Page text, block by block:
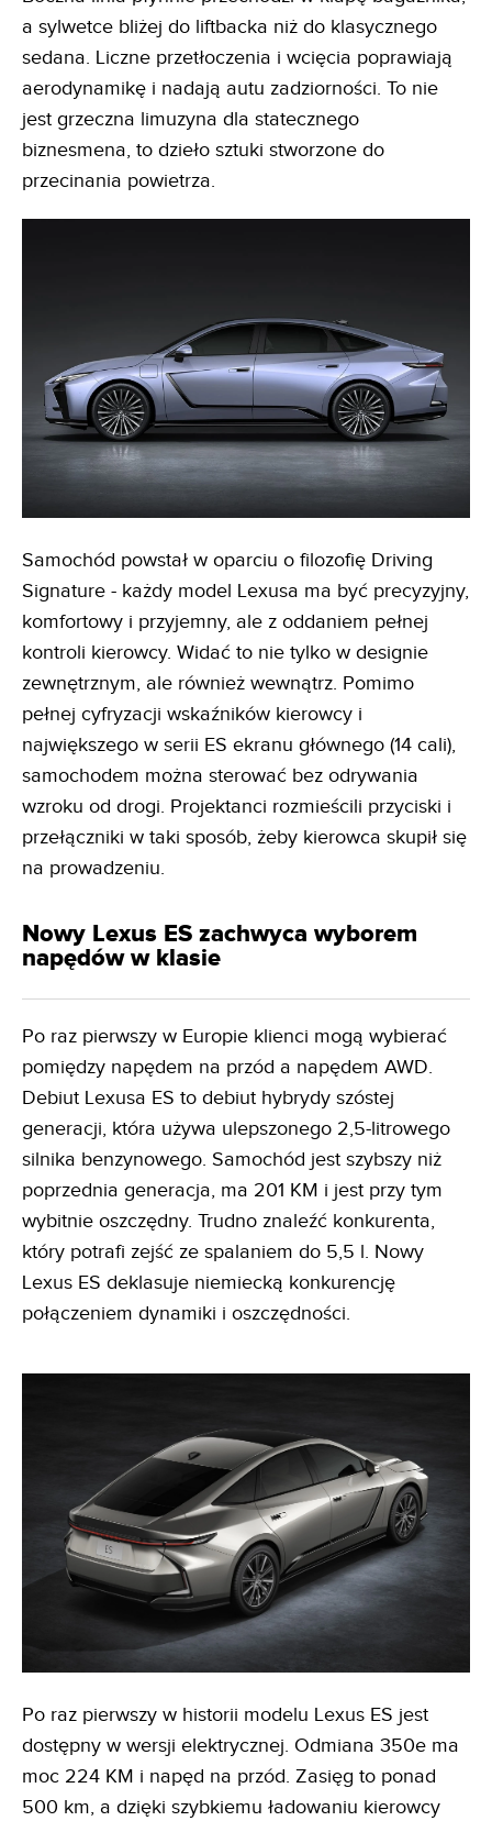
a sylwetce bliżej do liftbacka niż do klasycznego
sedana. Liczne przetłoczenia i wcięcia poprawiają
aerodynamikę i nadają autu zadziorności. To nie
jest grzeczna limuzyna dla statecznego
biznesmena, to dzieło sztuki stworzone do
przecinania powietrza.
Samochód powstał w oparciu o filozofię Driving
Signature - każdy model Lexusa ma być precyzyjny,
komfortowy i przyjemny, ale z oddaniem pełnej
kontroli kierowcy. Widać to nie tylko w designie
zewnętrznym, ale również wewnątrz. Pomimo
pełnej cyfryzacji wskaźników kierowcy i
największego w serii ES ekranu głównego (14 cali),
samochodem można sterować bez odrywania
wzroku od drogi. Projektanci rozmieścili przyciski i
przełączniki w taki sposób, żeby kierowca skupił się
na prowadzeniu.
Nowy Lexus ES zachwyca wyborem
napędów w klasie
Po raz pierwszy w Europie klienci mogą wybierać
pomiędzy napędem na przód a napędem AWD.
Debiut Lexusa ES to debiut hybrydy szóstej
generacji, która używa ulepszonego 2,5-litrowego
silnika benzynowego. Samochód jest szybszy niż
poprzednia generacja, ma 201 KM i jest przy tym
wybitnie oszczędny. Trudno znaleźć konkurenta,
który potrafi zejść ze spalaniem do 5,5 l. Nowy
Lexus ES deklasuje niemiecką konkurencję
połączeniem dynamiki i oszczędności.
Po raz pierwszy w historii modelu Lexus ES jest
dostępny w wersji elektrycznej. Odmiana 350e ma
moc 224 KM i napęd na przód. Zasięg to ponad
500 km, a dzięki szybkiemu ładowaniu kierowcy